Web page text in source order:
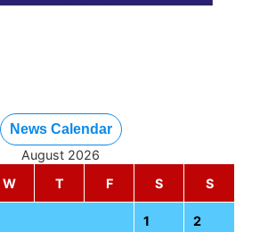
News Calendar
August 2026
W T F S S
1 2